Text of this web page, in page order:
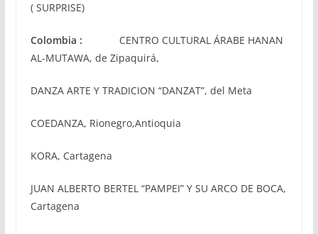
( SURPRISE)
Colombia : CENTRO CULTURAL ÁRABE HANAN
AL-MUTAWA, de Zipaquirá,
DANZA ARTE Y TRADICION “DANZAT”, del Meta
COEDANZA, Rionegro,Antioquia
KORA, Cartagena
JUAN ALBERTO BERTEL “PAMPEI” Y SU ARCO DE BOCA,
Cartagena